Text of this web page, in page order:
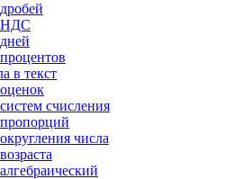
НДС
в текст
счисления
числа